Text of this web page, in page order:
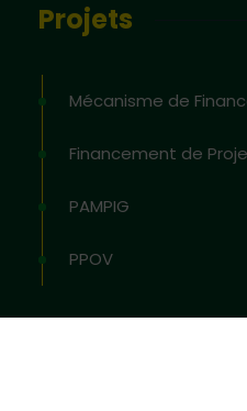
Projets
Mécanisme de
Financement de
PAMPIG
PPOV